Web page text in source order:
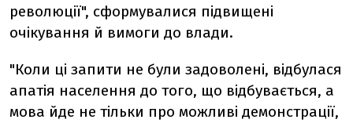
революції", сформувалися підвищені
очікування й вимоги до влади.
"Коли ці запити не були задоволені, відбулася
апатія населення до того, що відбувається, а
мова йде не тільки про можливі демонстрації,